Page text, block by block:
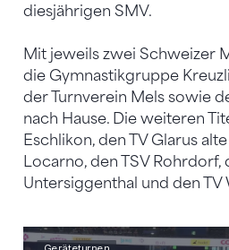
diesjährigen SMV.
Mit jeweils zwei Schweizer
die Gymnastikgruppe
der Turnverein Mels sowie
nach Hause. Die weiteren
Eschlikon, den TV Glarus
Locarno, den TSV Rohrdorf,
Untersiggenthal und den TV